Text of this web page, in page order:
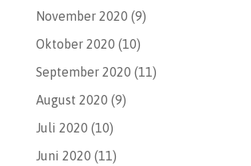
November 2020 (9)
Oktober 2020 (10)
September 2020 (11)
August 2020 (9)
Juli 2020 (10)
Juni 2020 (11)